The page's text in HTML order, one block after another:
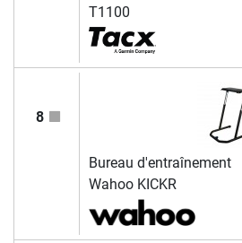
T1100
8
Bureau d'entraînement
Wahoo KICKR